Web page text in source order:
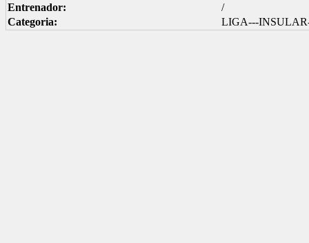
Entrenador:
/
Categoria:
LIGA---